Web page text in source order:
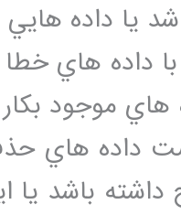
يا داده
با داده هاي
هاي موجود
داده هاي
باشد يا